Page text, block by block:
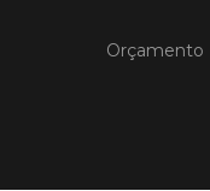
Orçamento